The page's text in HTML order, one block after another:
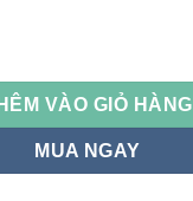
VÀO GIỎ HÀNG
MUA NGAY